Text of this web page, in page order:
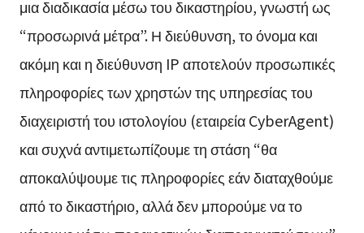
μια διαδικασία μέσω του δικαστηρίου, γνωστή ως
“προσωρινά μέτρα”. Η διεύθυνση, το όνομα και
ακόμη και η διεύθυνση IP αποτελούν προσωπικές
πληροφορίες των χρηστών της υπηρεσίας του
διαχειριστή του ιστολογίου (εταιρεία CyberAgent)
και συχνά αντιμετωπίζουμε τη στάση “θα
αποκαλύψουμε τις πληροφορίες εάν διαταχθούμε
από το δικαστήριο, αλλά δεν μπορούμε να το